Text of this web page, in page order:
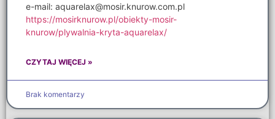
e-mail: aquarelax@mosir.knurow.com.pl
https://mosirknurow.pl/obiekty-mosir-
knurow/plywalnia-kryta-aquarelax/
CZYTAJ WIĘCEJ »
Brak komentarzy